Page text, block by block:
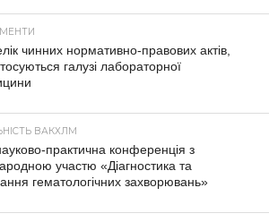
чинних нормативно-правових актів,
галузі лабораторної
ВАКХЛМ
практична конференція з
участю «Діагностика та
гематологічних захворювань»